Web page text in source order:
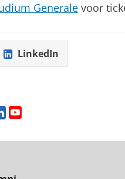
Generalevoor
LinkedIn
L
n
Y
u